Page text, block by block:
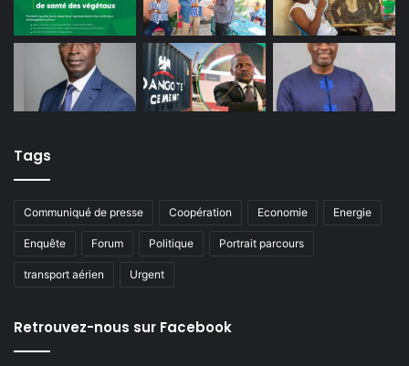
Tags
Communiqué de presse Coopération Economie Energie
Enquête Forum Politique Portrait parcours
transport aérien Urgent
Retrouvez-nous sur Facebook